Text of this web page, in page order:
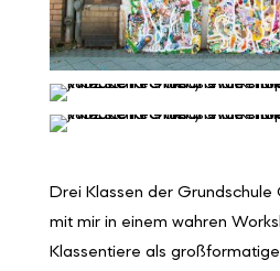
Drei Klassen der
mit mir in einem wahren
Klassentiere als großformatige